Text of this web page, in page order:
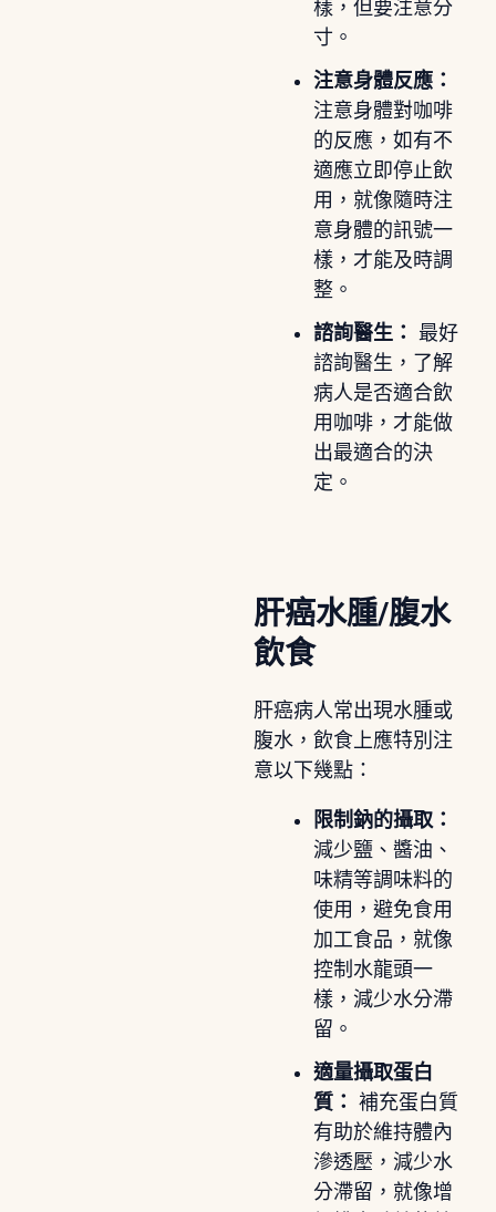
樣，但要注意分
寸。
注意身體反應：
注意身體對咖啡
的反應，如有不
適應立即停止飲
用，就像隨時注
意身體的訊號一
樣，才能及時調
整。
諮詢醫生：
最好
諮詢醫生，了解
病人是否適合飲
用咖啡，才能做
出最適合的決
定。
肝癌水腫/腹水
飲食
肝癌病人常出現水腫或
腹水，飲食上應特別注
意以下幾點：
限制鈉的攝取：
減少鹽、醬油、
味精等調味料的
使用，避免食用
加工食品，就像
控制水龍頭一
樣，減少水分滯
留。
適量攝取蛋白
質： 補充蛋白質
有助於維持體內
滲透壓，減少水
分滯留，就像增